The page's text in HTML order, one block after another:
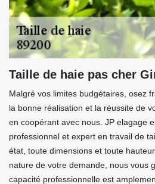
Taille de haie pas cher
Malgré vos limites budgétaires, osez
la bonne réalisation et la réussite de
en coopérant avec nous. JP elagage
professionnel et expert en travail de
état, toute dimensions et toute
nature de votre demande, nous vous
capacité professionnelle est